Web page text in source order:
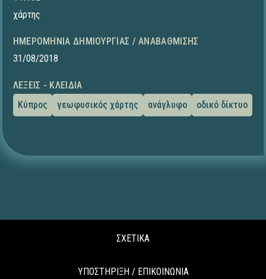
χάρτης
ΗΜΕΡΟΜΗΝΊΑ ΔΗΜΙΟΥΡΓΊΑΣ / ΑΝΑΒΆΘΜΙΣΗΣ
31/08/2018
ΛΈΞΕΙΣ - ΚΛΕΙΔΙΆ
Κύπρος
γεωφυσικός χάρτης ανάγλυφο οδικό δίκτυο
ΣΧΕΤΙΚΑ
ΥΠΟΣΤΗΡΙΞΗ / ΕΠΙΚΟΙΝΩΝΙΑ